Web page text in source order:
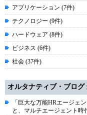
アプリケーション (7件)
テクノロジー (9件)
ハードウェア (8件)
ビジネス (6件)
社会 (37件)
オルタナティブ・ブログ
「巨大な万能HRエージェ
と、マルチエージェント時